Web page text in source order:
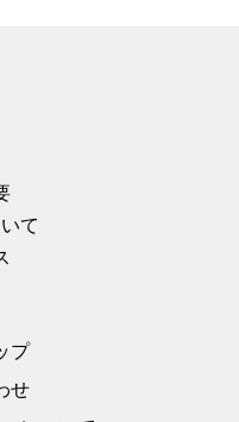
て
プ
せ